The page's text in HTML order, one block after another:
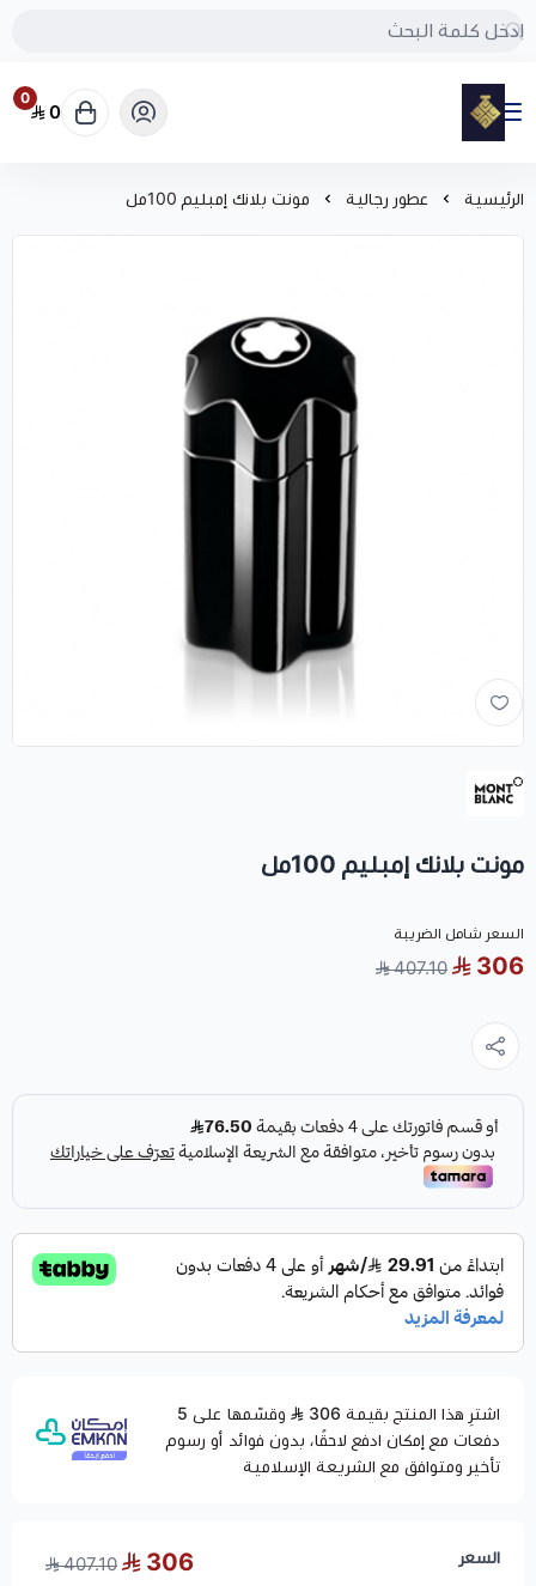
مود
0
0
الرئيسية عطور رجالية مونت بلانك إمبليم 100مل
مونت بلانك إمبليم 100مل
السعر شامل الضريبة
306
407.10
اشترِ هذا المنتج بقيمة 306
وقسّمها على 5
دفعات مع إمكان ادفع لاحقًا، بدون فوائد أو رسوم
تأخير ومتوافق مع الشريعة الإسلامية
السعر 306
407.10